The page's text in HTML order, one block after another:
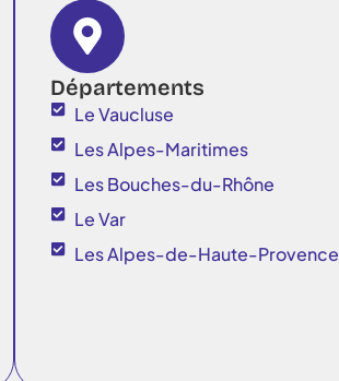
Départements
Le Vaucluse
Les Alpes-Maritimes
Les Bouches-du-Rhône
Le Var
Les Alpes-de-Haute-Provence